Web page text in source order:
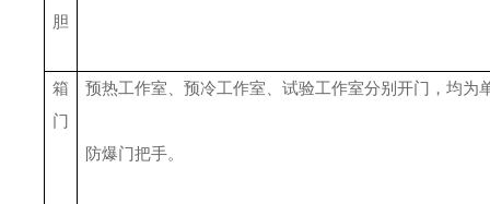
胆
箱
门
预热工作室、预冷工作室、试验工作室分别开门，均为
防爆门把手。